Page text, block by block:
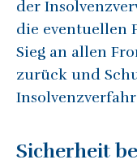
der
die eventuellen
Sieg an allen
zurück und
Sicherheit